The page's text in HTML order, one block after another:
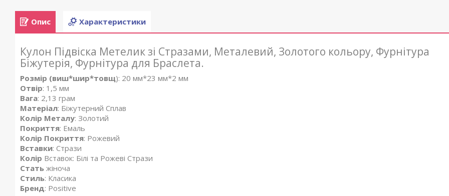
Опис Характеристики
Кулон Підвіска Метелик зі Стразами, Металевий, Золотого кольору, Фурнітура
Біжутерія, Фурнітура для Браслета.
Розмір (виш*шир*товщ): 20 мм*23 мм*2 мм
Отвір: 1,5 мм
Вага: 2,13 грам
Матеріал: Біжутерний Сплав
Колір Металу: Золотий
Покриття: Емаль
Колір Покриття: Рожевий
Вставки: Стрази
Колір Вставок: Білі та Рожеві Стрази
Стать жіноча
Стиль: Класика
Бренд: Positive